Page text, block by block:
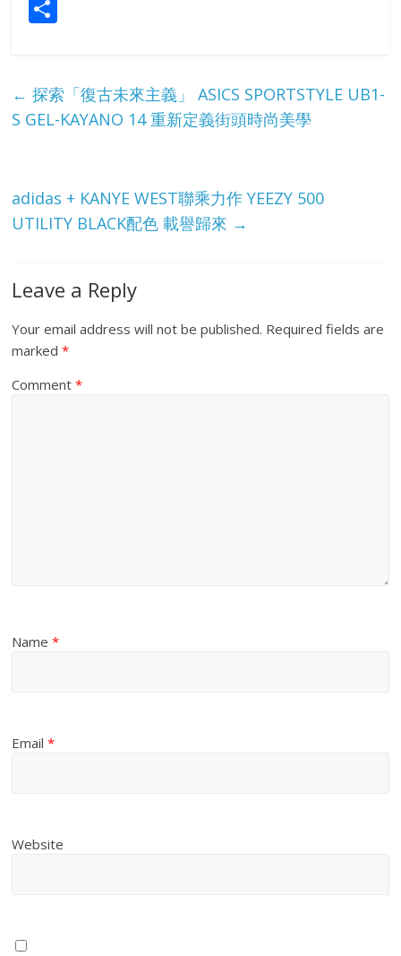
e
← 探索「復古未來主義」 ASICS SPORTSTYLE UB1-
S GEL-KAYANO 14 重新定義街頭時尚美學
adidas + KANYE WEST聯乘力作 YEEZY 500
UTILITY BLACK配色 載譽歸來 →
Leave a Reply
Your email address will not be published. Required fields are
marked*
Comment*
Name*
Email*
Website